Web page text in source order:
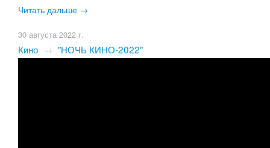
Читать дальше →
30 августа 2022 г.
Кино → "НОЧЬ КИНО-2022"